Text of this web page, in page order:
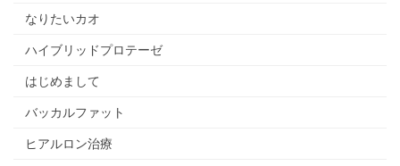
なりたいカオ
ハイブリッドプロテーゼ
はじめまして
バッカルファット
ヒアルロン治療